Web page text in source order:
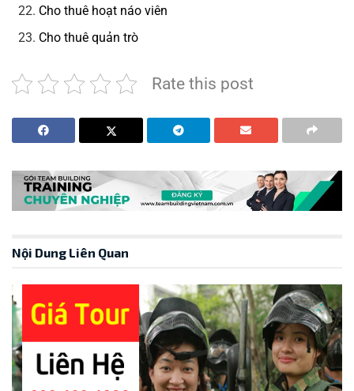
Cho thuê hoạt náo viên
Cho thuê quản trò
Rate this post
Nội Dung Liên Quan